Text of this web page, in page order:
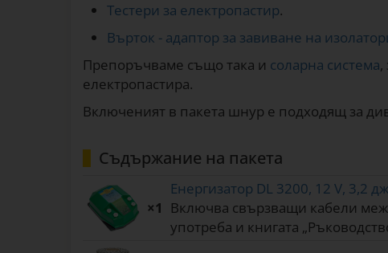
Тестери за електропастир.
Върток - адаптор за завиване на
Препоръчваме също така и соларна система,
електропастира.
Включеният в пакета шнур е подходящ за
Съдържание на пакета
×1
Енергизатор DL 3200, 12 V, 3,2
Включва свързващи кабели
употреба и книгата